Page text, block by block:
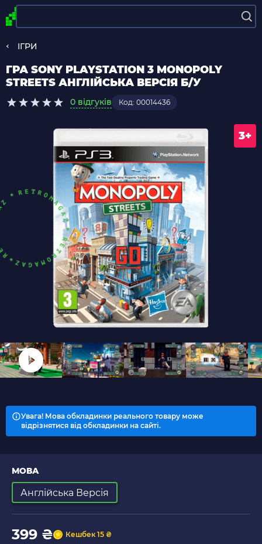
ІГРИ
ГРА SONY PLAYSTATION 3 MONOPOLY
STREETS АНГЛІЙСЬКА ВЕРСІЯ Б/У
0 відгуків Код: 00014436
3+
Увага! Мова обкладинки реального товару може
відрізнятися від обкладинки на сайті.
МОВА
Англійська Версія
399 ₴ Кешбек 15 ₴